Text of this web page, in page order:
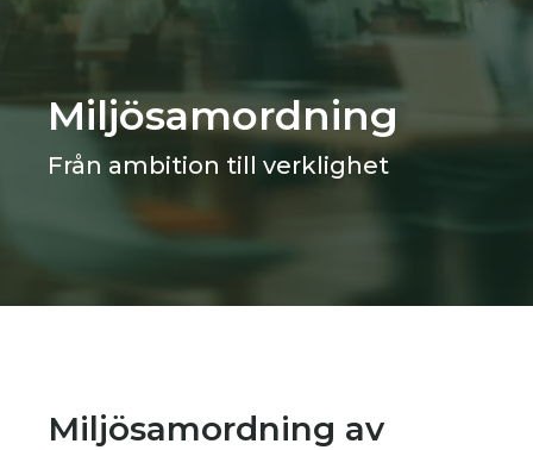
Miljösamordning
Från ambition till verklighet
Miljösamordning av